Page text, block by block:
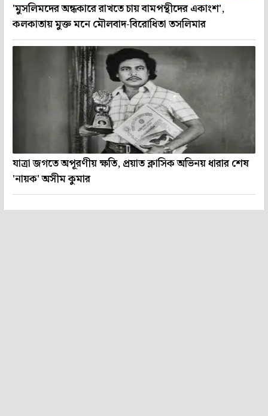
'মুসলিমদের অন্ধকারে রাখতে চায় বামপন্থীদের একাংশ',
কলকাতায় মুক্ত মনে মৌলবাদ-বিরোধিতা তসলিমার
যাত্রা জগতে অপূরণীয় ক্ষতি, প্রয়াত ক্লাসিক অভিনয় ধারার শেষ
'নায়ক' অসীম কুমার